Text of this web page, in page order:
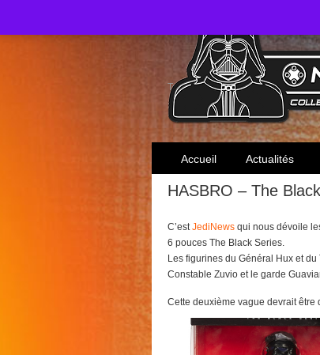
Toute l'actualité des collectionneurs
Accueil Actualités
HASBRO – The
C’estJediNews qui nous dévoile
6 pouces The Black Series.
Les figurines du Général Hux et
Constable Zuvio et le garde
Cette deuxième vague devrait